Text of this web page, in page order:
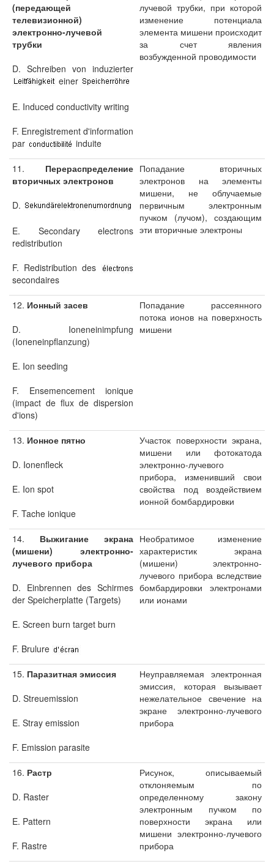
(передающей
телевизионной)
электронно-лучевой
трубки
D. Schreiben von induzierter
einer
E. Induced conductivity writing
F. Enregistrement d'information
par
induite
лучевой трубки, при которой
изменение потенциала
элемента мишени происходит
за счет явления
возбужденной проводимости
11. Перераспределение
вторичных электронов
D.
E. Secondary electrons
redistribution
F. Redistribution des
secondaires
Попадание вторичных
электронов на элементы
мишени, не облучаемые
первичным электронным
пучком (лучом), создающим
эти вторичные электроны
12. Ионный засев
D. Ioneneinimpfung
(Ioneneinpflanzung)
E. Ion seeding
F. Ensemencement ionique
(impact de flux de dispersion
d'ions)
Попадание рассеянного
потока ионов на поверхность
мишени
13. Ионное пятно
D. Ionenfleck
E. Ion spot
F. Tache ionique
Участок поверхности экрана,
мишени или фотокатода
электронно-лучевого
прибора, изменивший свои
свойства под воздействием
ионной бомбардировки
14. Выжигание экрана
(мишени) электронно-
лучевого прибора
D. Einbrennen des Schirmes
der Speicherplatte (Targets)
E. Screen burn target burn
F. Brulure
Необратимое изменение
характеристик экрана
(мишени) электронно-
лучевого прибора вследствие
бомбардировки электронами
или ионами
15. Паразитная эмиссия
D. Streuemission
E. Stray emission
F. Emission parasite
Неуправляемая электронная
эмиссия, которая вызывает
нежелательное свечение на
экране электронно-лучевого
прибора
16. Растр
D. Raster
E. Pattern
F. Rastre
Рисунок, описываемый
отклоняемым по
определенному закону
электронным пучком по
поверхности экрана или
мишени электронно-лучевого
прибора